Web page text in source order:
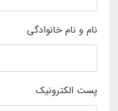
نام و نام خانوادگی
پست الکترونیک